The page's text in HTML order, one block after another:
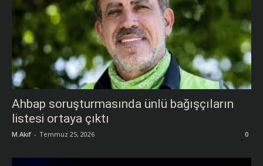
Ahbap soruşturmasında ünlü bağışçıların
listesi ortaya çıktı
M.Akif - Temmuz 25, 2026 0